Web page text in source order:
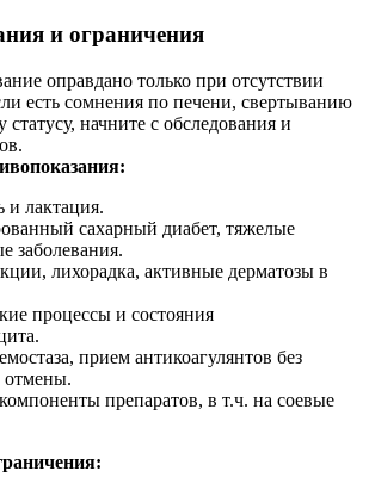
и ограничения
оправдано только при отсутствии
есть сомнения по печени, свертыванию
начните с обследования и
и лактация.
сахарный диабет, тяжелые
заболевания.
лихорадка, активные дерматозы в
процессы и состояния
прием антикоагулянтов без
отмены.
препаратов, в т.ч. на соевые